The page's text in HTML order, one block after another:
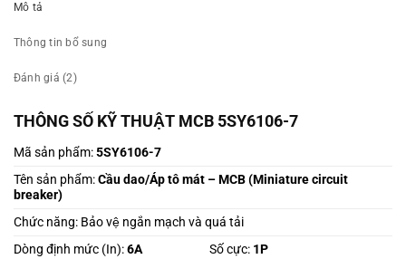
Mô tả
Thông tin bổ sung
Đánh giá (2)
THÔNG SỐ KỸ THUẬT MCB 5SY6106-7
Mã sản phẩm:5SY6106-7
Tên sản phẩm:Cầu dao/Áp tô mát – MCB (Miniature circuit
breaker)
Chức năng: Bảo vệ ngắn mạch và quá tải
Dòng định mức (In):6A Số cực: 1P